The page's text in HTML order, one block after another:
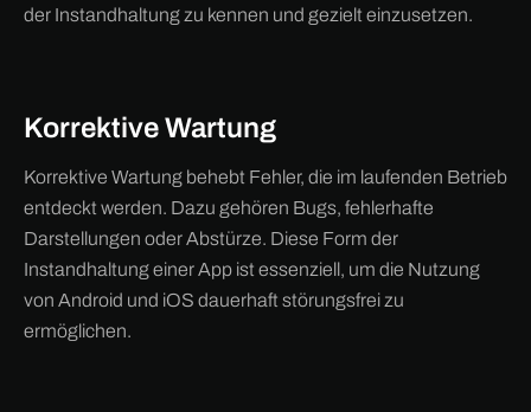
der Instandhaltung zu kennen und gezielt einzusetzen.
Korrektive Wartung
Korrektive Wartung behebt Fehler, die im laufenden Betrieb
entdeckt werden. Dazu gehören Bugs, fehlerhafte
Darstellungen oder Abstürze. Diese Form der
Instandhaltung einer App ist essenziell, um die Nutzung
von Android und iOS dauerhaft störungsfrei zu
ermöglichen.